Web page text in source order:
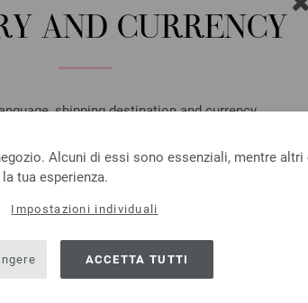
AND CURRENCY
shipping destination and currency.
The United States of America
Alcuni di essi sono essenziali, mentre altri
tua esperienza.
Impostazioni individuali
ACCETTA TUTTI
ACQUISTATO